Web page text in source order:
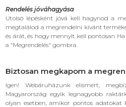
Rendelés jóváhagyása
Utolsó lépésként jóvá kell hagynod a
megtalálod a megrendelni kívánt
és árát, és hogy mennyit kell pontosan
a "Megrendelés" gombra.
Biztosan megkapom a
Igen! Webáruházunk elismert,
Magyarország egyik legnagyobb
olyan esetben, amikor pontos